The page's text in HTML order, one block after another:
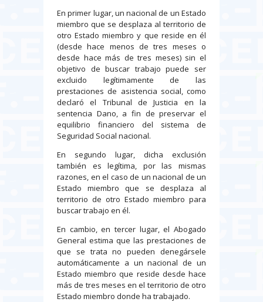
En primer lugar, un nacional de un Estado
miembro que se desplaza al territorio de
otro Estado miembro y que reside en él
(desde hace menos de tres meses o
desde hace más de tres meses) sin el
objetivo de buscar trabajo puede ser
excluido legítimamente de las
prestaciones de asistencia social, como
declaró el Tribunal de Justicia en la
sentencia Dano, a fin de preservar el
equilibrio financiero del sistema de
Seguridad Social nacional.
En segundo lugar, dicha exclusión
también es legítima, por las mismas
razones, en el caso de un nacional de un
Estado miembro que se desplaza al
territorio de otro Estado miembro para
buscar trabajo en él.
En cambio, en tercer lugar, el Abogado
General estima que las prestaciones de
que se trata no pueden denegársele
automáticamente a un nacional de un
Estado miembro que reside desde hace
más de tres meses en el territorio de otro
Estado miembro donde ha trabajado.